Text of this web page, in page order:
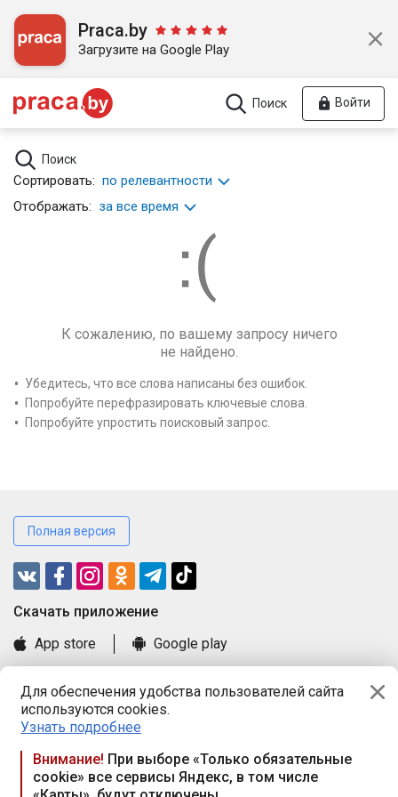
Для обеспечения удобства пользователей сайта
используются cookies.
Узнать подробнее
Внимание! При выборе «Только обязательные
cookie» все сервисы Яндекс, в том числе
Praca.by
Загрузите на Google Play
Поиск Войти
Поиск
Сортировать: по релевантности
Отображать: за все время
К сожалению, по вашему запросу ничего
не найдено.
Убедитесь, что все слова написаны без ошибок.
Попробуйте перефразировать ключевые слова.
Попробуйте упростить поисковый запрос.
Полная версия
Cкачать приложение
App store
Google play
Книга замечаний и предложений
Правила и документы
Praca.by © 2000—2026, ООО «ПРАЦА БАЙ»
Республика Беларусь, 220114, г. Минск, пр-т Независимости
117а, пом. № 9.